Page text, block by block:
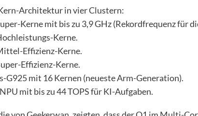
Architektur in vier Clustern:
Kerne mit bis zu 3,9 GHz (Rekordfrequenz für
Kerne.
Effizienz-Kerne.
Effizienz-Kerne.
G925 mit 16 Kernen (neueste Arm-Generation).
mit bis zu 44 TOPS für KI-Aufgaben.